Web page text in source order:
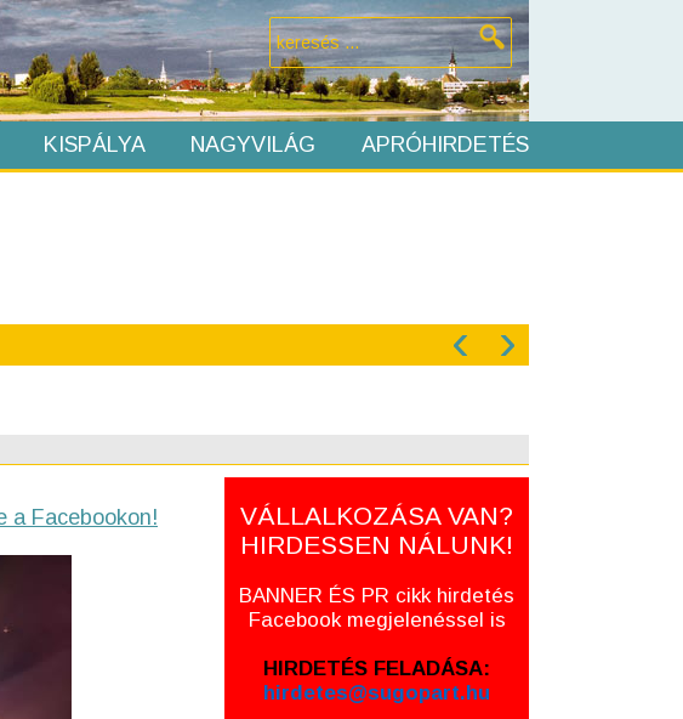
KISPÁLYA NAGYVILÁG APRÓHIRDETÉS
‹ ›
a Facebookon!
VÁLLALKOZÁSA VAN?
HIRDESSEN NÁLUNK!
BANNER ÉS PR cikk hirdetés
Facebook megjelenéssel is
HIRDETÉS FELADÁSA:
hirdetes@sugopart.hu